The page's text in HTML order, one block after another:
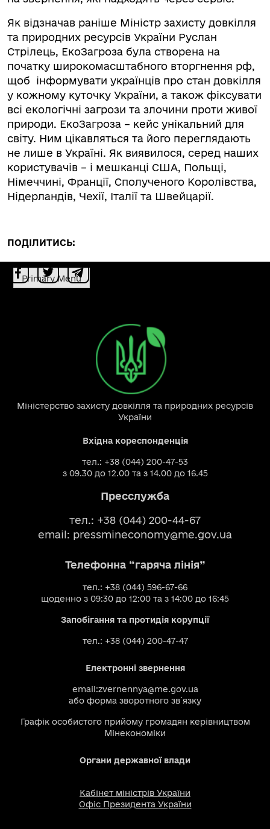
Як відзначав раніше Міністр захисту довкілля
та природних ресурсів України Руслан
Стрілець, ЕкоЗагроза була створена на
початку широкомасштабного вторгнення рф,
щоб інформувати українців про стан довкілля
у кожному куточку України, а також фіксувати
всі екологічні загрози та злочини проти живої
природи. ЕкоЗагроза – кейс унікальний для
світу. Ним цікавляться та його переглядають
не лише в Україні. Як виявилося, серед наших
користувачів – і мешканці США, Польщі,
Німеччині, Франції, Сполученого Королівства,
Нідерландів, Чехії, Італії та Швейцарії.
ПОДІЛИТИСЬ:
Primary Menu
Міністерство захисту довкілля та природних ресурсів
України
Вхідна кореспонденція
тел.: +38 (044) 200-47-53
з 09.30 до 12.00 та з 14.00 до 16.45
Пресслужба
тел.: +38 (044) 200-44-67
email: pressmineconomy@me.gov.ua
Телефонна “гаряча лінія”
тел.: +38 (044) 596-67-66
щоденно з 09:30 до 12:00 та з 14:00 до 16:45
Запобігання та протидія корупції
тел.: +38 (044) 200-47-47
Електронні звернення
email:zvernennya@me.gov.ua
або форма зворотного зв`язку
Графік особистого прийому громадян керівництвом
Мінекономіки
Органи державної влади
Кабінет міністрів України
Офіс Президента України